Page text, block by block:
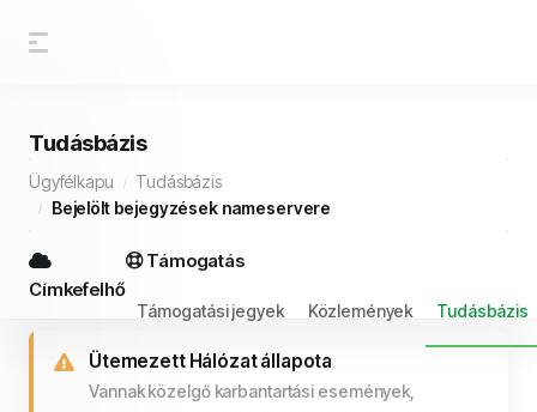
Tudásbázis
Ügyfélkapu
Tudásbázis
Bejelölt bejegyzések nameservere
Címkefelhő
Támogatás
Támogatási jegyek Közlemények Tudásbázis
Ütemezett Hálózat állapota
Vannak közelgő karbantartási események,